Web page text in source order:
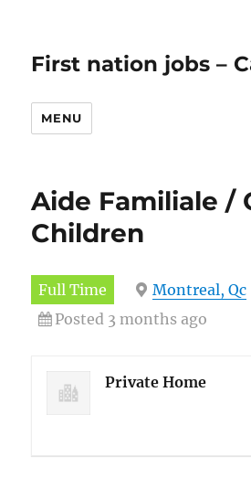
First nation jobs –
MENU
Aide Familiale /
Children
Full Time
Montreal, Qc
Posted 3 months ago
Private Home